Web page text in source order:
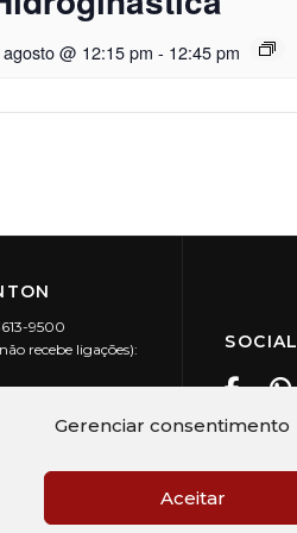
Gerenciar consentimento
Aceitar
@ 12:15 pm - 12:45 pm
9500
recebe ligações):
SOCIAL